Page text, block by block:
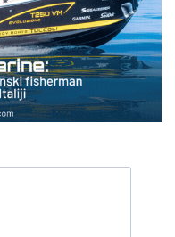
235,4 kw
2